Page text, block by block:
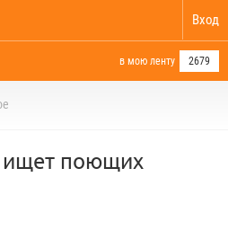
Вход
в мою ленту 2679
ищет поющих